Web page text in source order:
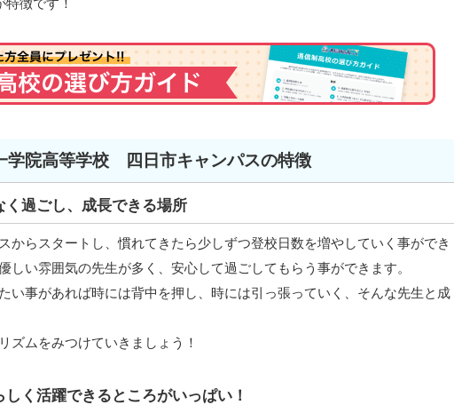
徴です！
学院高等学校 四日市キャンパスの特徴
過ごし、成長できる場所
からスタートし、慣れてきたら少しずつ登校日数を増やしていく事ができ
しい雰囲気の先生が多く、安心して過ごしてもらう事ができます。
い事があれば時には背中を押し、時には引っ張っていく、そんな先生と成
ズムをみつけていきましょう！
く活躍できるところがいっぱい！